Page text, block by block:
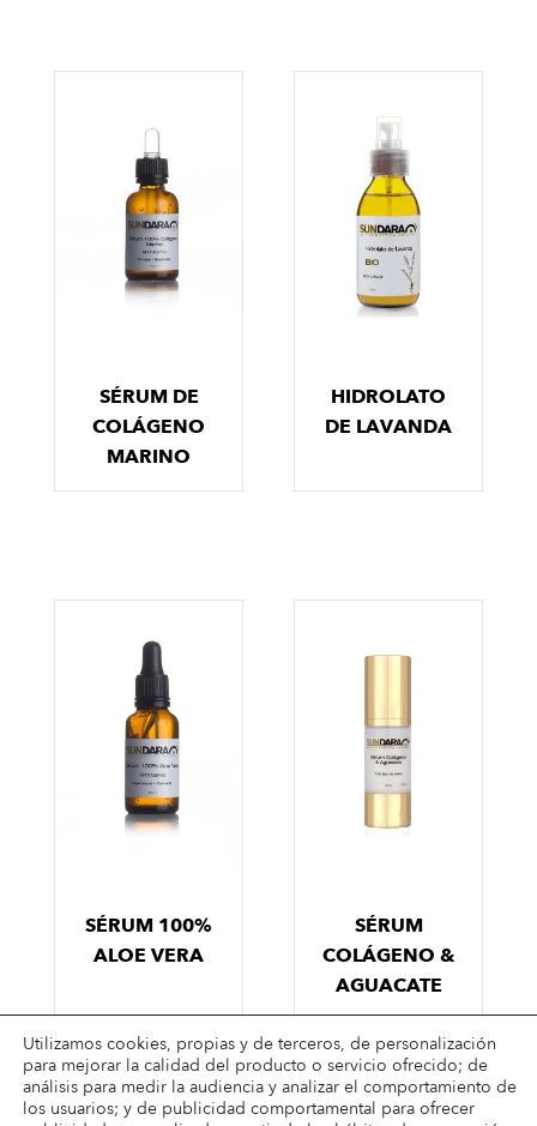
SÉRUM DE
COLÁGENO
MARINO
HIDROLATO
DE LAVANDA
SÉRUM 100%
ALOE VERA
SÉRUM
COLÁGENO &
AGUACATE
Utilizamos cookies, propias y de terceros, de personalización
para mejorar la calidad del producto o servicio ofrecido; de
análisis para medir la audiencia y analizar el comportamiento de
los usuarios; y de publicidad comportamental para ofrecer